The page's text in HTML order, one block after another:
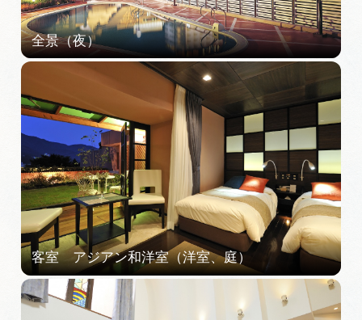
アクセス
インフォメーション
ぎふ旅レポーター記事
早わかり岐阜
買い物・お土産
体験予約サイト「ＶＩＳＩＴ岐阜県」
岐阜県アウトドア観光キャンペーン
岐阜県まるごと観光エリアガイド